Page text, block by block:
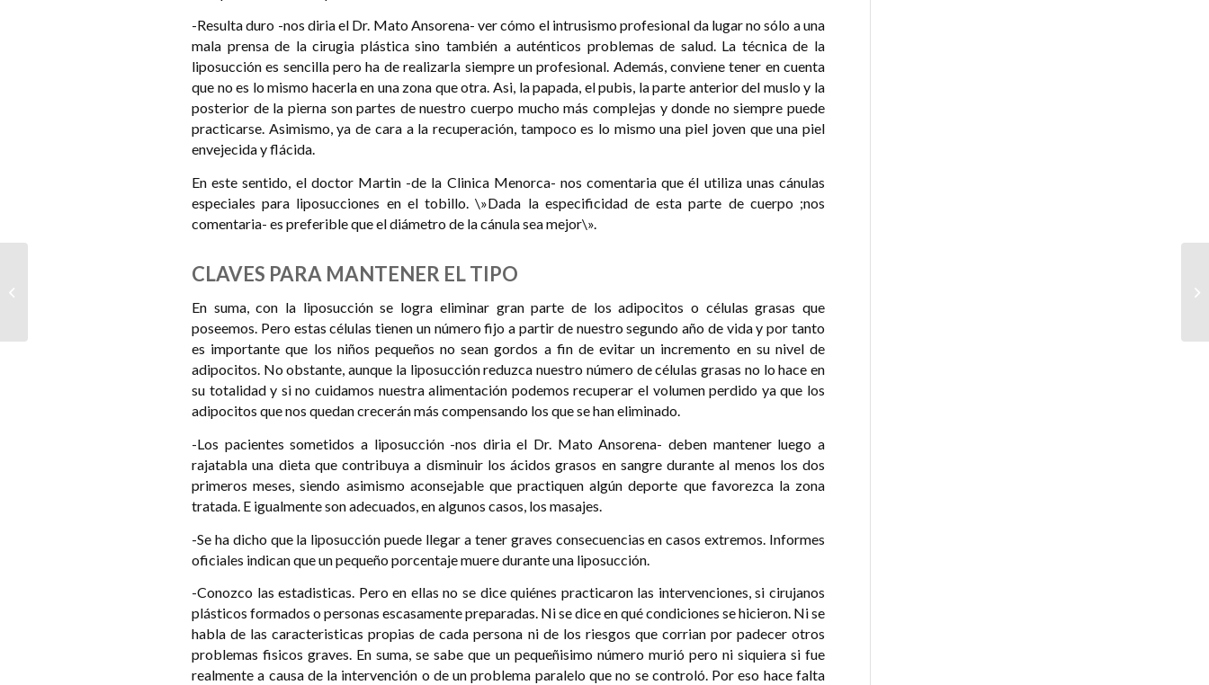
-Resulta duro -nos diria el Dr. Mato Ansorena- ver cómo el intrusismo profesional da lugar no sólo a una
mala prensa de la cirugia plástica sino también a auténticos problemas de salud. La técnica de la
liposucción es sencilla pero ha de realizarla siempre un profesional. Además, conviene tener en cuenta
que no es lo mismo hacerla en una zona que otra. Asi, la papada, el pubis, la parte anterior del muslo y la
posterior de la pierna son partes de nuestro cuerpo mucho más complejas y donde no siempre puede
practicarse. Asimismo, ya de cara a la recuperación, tampoco es lo mismo una piel joven que una piel
envejecida y flácida.
En este sentido, el doctor Martin -de la Clinica Menorca- nos comentaria que él utiliza unas cánulas
especiales para liposucciones en el tobillo. \»Dada la especificidad de esta parte de cuerpo ;nos
comentaria- es preferible que el diámetro de la cánula sea mejor\».
CLAVES PARA MANTENER EL TIPO
En suma, con la liposucción se logra eliminar gran parte de los adipocitos o células grasas que
poseemos. Pero estas células tienen un número fijo a partir de nuestro segundo año de vida y por tanto
es importante que los niños pequeños no sean gordos a fin de evitar un incremento en su nivel de
adipocitos. No obstante, aunque la liposucción reduzca nuestro número de células grasas no lo hace en
su totalidad y si no cuidamos nuestra alimentación podemos recuperar el volumen perdido ya que los
adipocitos que nos quedan crecerán más compensando los que se han eliminado.
-Los pacientes sometidos a liposucción -nos diria el Dr. Mato Ansorena- deben mantener luego a
rajatabla una dieta que contribuya a disminuir los ácidos grasos en sangre durante al menos los dos
primeros meses, siendo asimismo aconsejable que practiquen algún deporte que favorezca la zona
tratada. E igualmente son adecuados, en algunos casos, los masajes.
-Se ha dicho que la liposucción puede llegar a tener graves consecuencias en casos extremos. Informes
oficiales indican que un pequeño porcentaje muere durante una liposucción.
-Conozco las estadisticas. Pero en ellas no se dice quiénes practicaron las intervenciones, si cirujanos
plásticos formados o personas escasamente preparadas. Ni se dice en qué condiciones se hicieron. Ni se
habla de las caracteristicas propias de cada persona ni de los riesgos que corrian por padecer otros
problemas fisicos graves. En suma, se sabe que un pequeñisimo número murió pero ni siquiera si fue
realmente a causa de la intervención o de un problema paralelo que no se controló. Por eso hace falta